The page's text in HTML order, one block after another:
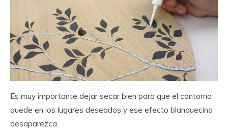
Es muy importante dejar secar bien para que el contorno
quede en los lugares deseados y ese efecto blanquecino
desaparezca.